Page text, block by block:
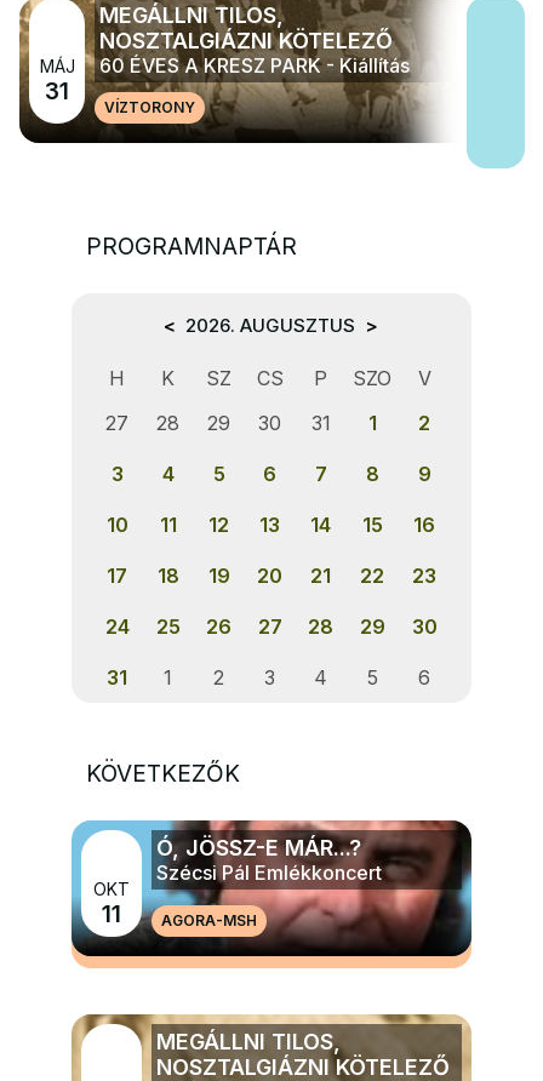
MÁJ
31
MEGÁLLNI TILOS,
NOSZTALGIÁZNI KÖTELEZŐ
60 ÉVES A KRESZ PARK - Kiállítás
VÍZTORONY
PROGRAMNAPTÁR
< 2026. AUGUSZTUS >
H K SZ CS P SZO
V
27
28 29 30 31 1 2
3 4 5 6 7 8 9
10 11 12 13 14 15 16
17 18 19 20 21 22 23
24 25 26 27 28 29 30
31 1 2 3 4 5 6
KÖVETKEZŐK
OKT
11
Ó, JÖSSZ-E MÁR...?
Szécsi Pál Emlékkoncert
AGORA-MSHMÉG TÖBB ZENE
MEGÁLLNI TILOS,
NOSZTALGIÁZNI KÖTELEZŐ